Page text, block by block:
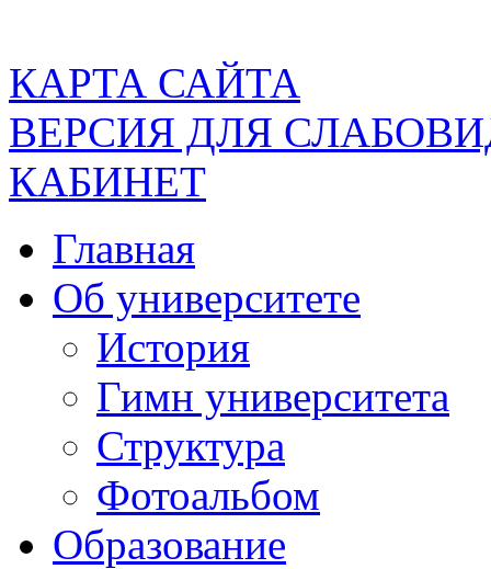
КАРТА САЙТА
ВЕРСИЯ ДЛЯ
КАБИНЕТ
Главная
Об университете
История
Гимн университета
Структура
Фотоальбом
Образование